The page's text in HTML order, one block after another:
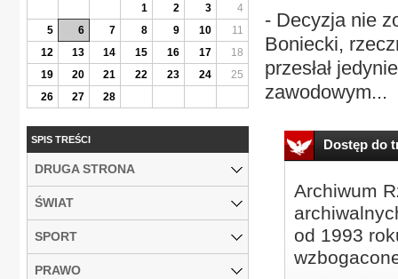
- Decyzja nie
Boniecki,
przesłał
zawodowym...
Dostęp do
Archiwum
od 1993
1
2 3
4
5
6 7 8 9 10
11
12
13 14 15 16 17
18
19
20 21 22 23 24
25
26
27 28
SPIS TREŚCI
DRUGA STRONA
ŚWIAT
SPORT
PRAWO